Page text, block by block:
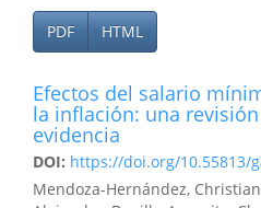
PDF HTML
Efectos del salario
la inflación: una
evidencia
DOI: https://doi.org/10.55813/
Mendoza-Hernández,